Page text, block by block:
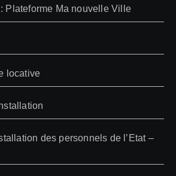
Plateforme Ma nouvelle Ville
locative
des personnels de l’Etat –